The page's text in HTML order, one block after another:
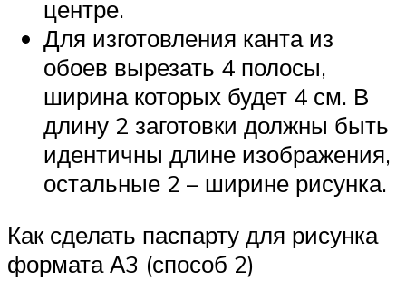
центре.
Для изготовления канта из
обоев вырезать 4 полосы,
ширина которых будет 4 см. В
длину 2 заготовки должны быть
идентичны длине изображения,
остальные 2 – ширине рисунка.
Как сделать паспарту для рисунка
формата А3 (способ 2)